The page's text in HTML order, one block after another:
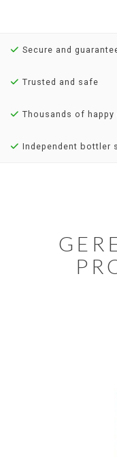
Secure and
Trusted and safe
Thousands of happy
Independent bottler